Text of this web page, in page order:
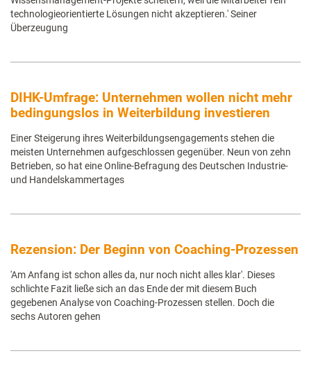
technologieorientierte Lösungen nicht akzeptieren.' Seiner
Überzeugung
DIHK-Umfrage: Unternehmen wollen nicht mehr
bedingungslos in Weiterbildung investieren
Einer Steigerung ihres Weiterbildungsengagements stehen die
meisten Unternehmen aufgeschlossen gegenüber. Neun von zehn
Betrieben, so hat eine Online-Befragung des Deutschen Industrie-
und Handelskammertages
Rezension: Der Beginn von Coaching-Prozessen
'Am Anfang ist schon alles da, nur noch nicht alles klar'. Dieses
schlichte Fazit ließe sich an das Ende der mit diesem Buch
gegebenen Analyse von Coaching-Prozessen stellen. Doch die
sechs Autoren gehen